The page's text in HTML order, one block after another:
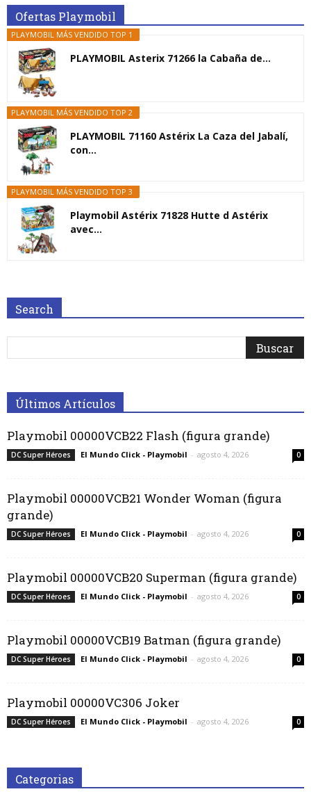
Ofertas Playmobil
PLAYMOBIL MÁS VENDIDO TOP 1
PLAYMOBIL Asterix 71266 la Cabaña de...
PLAYMOBIL MÁS VENDIDO TOP 2
PLAYMOBIL 71160 Astérix La Caza del Jabalí,
con...
PLAYMOBIL MÁS VENDIDO TOP 3
Playmobil Astérix 71828 Hutte d Astérix
avec...
Search
Últimos Artículos
Playmobil 00000VCB22 Flash (figura grande)
DC Super Héroes El Mundo Click - Playmobil - agosto 4, 2026 0
Playmobil 00000VCB21 Wonder Woman (figura
grande)
DC Super Héroes El Mundo Click - Playmobil - agosto 4, 2026 0
Playmobil 00000VCB20 Superman (figura grande)
DC Super Héroes El Mundo Click - Playmobil - agosto 4, 2026 0
Playmobil 00000VCB19 Batman (figura grande)
DC Super Héroes El Mundo Click - Playmobil - agosto 4, 2026 0
Playmobil 00000VC306 Joker
DC Super Héroes El Mundo Click - Playmobil - agosto 4, 2026 0
Categorias